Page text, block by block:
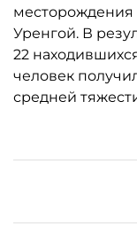
месторождения
Уренгой. В
22
человек
средней